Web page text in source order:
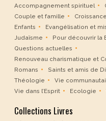
Accompagnement spirituel
Couple et famille
Enfants
Evangélisation et
Judaïsme
Pour découvrir la
Questions actuelles
Renouveau charismatique et
Romans
Saints et amis de
Théologie
Vie
Vie dans l’Esprit
Ecologie
Collections Livres